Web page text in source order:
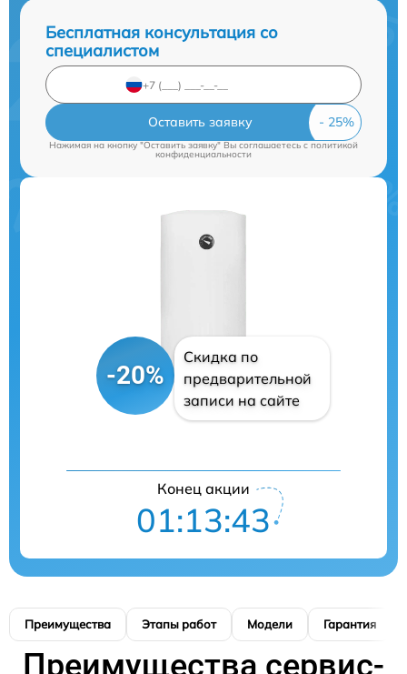
Бесплатная консультация со
специалистом
Оставить заявку
Нажимая на кнопку "Оставить заявку" Вы соглашаетесь cполитикой
конфиденциальности
-20%
Скидка по
предварительной
записи на сайте
Конец акции
01:13:42
Преимущества Этапы работ Модели Гарантия
Преимущества сервис-